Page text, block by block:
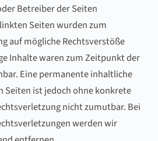
Betreiber der Seiten
Seiten wurden zum
auf mögliche Rechtsverstöße
Inhalte waren zum Zeitpunkt der
Eine permanente inhaltliche
ist jedoch ohne konkrete
nicht zumutbar. Bei
werden wir